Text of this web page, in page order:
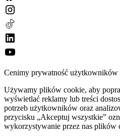
Cenimy prywatność użytkowników
Używamy plików cookie, aby
wyświetlać reklamy lub treści
potrzeb użytkowników oraz
przycisku „Akceptuj wszystkie”
wykorzystywanie przez nas plików